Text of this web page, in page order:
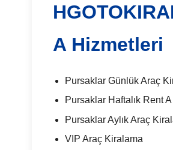
A Hizmetleri
Pursaklar Günlük Araç
Pursaklar Haftalık Rent
Pursaklar Aylık Araç
VIP Araç Kiralama